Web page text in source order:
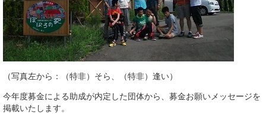
（写真左から：（特非）そら、（特非）逢い）
今年度募金による助成が内定した団体から、募金お願いメッセージを
掲載いたします。